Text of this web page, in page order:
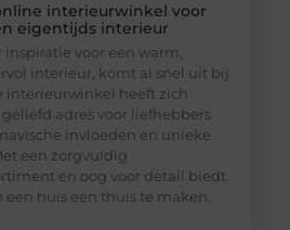
interieurwinkel voor
eigentijds interieur
inspiratie voor een warm,
interieur, komt al snel uit bij
interieurwinkel heeft zich
adres voor liefhebbers
invloeden en unieke
een zorgvuldig
en oog voor detail biedt
een huis een thuis te maken.